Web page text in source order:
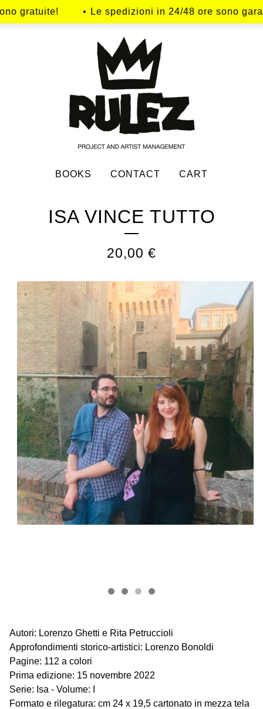
Le spedizioni in 24/48 ore sono
BOOKS CONTACT CART
ISA VINCE TUTTO
20,00 €
Autori: Lorenzo Ghetti e Rita Petruccioli
Approfondimenti storico-artistici: Lorenzo Bonoldi
Pagine: 112 a colori
Prima edizione: 15 novembre 2022
Serie: Isa - Volume: I
Formato e rilegatura: cm 24 x 19,5 cartonato in mezza tela